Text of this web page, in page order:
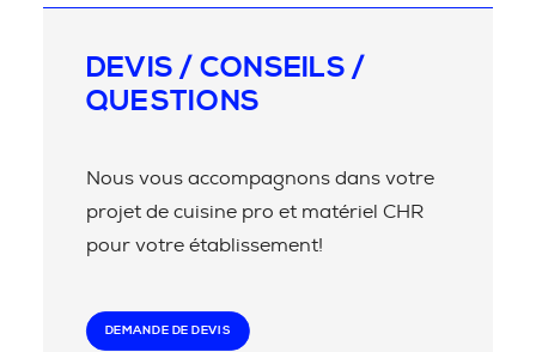
DEVIS / CONSEILS /
QUESTIONS
Nous vous accompagnons dans votre
projet de cuisine pro et matériel CHR
pour votre établissement!
DEMANDE DE DEVIS